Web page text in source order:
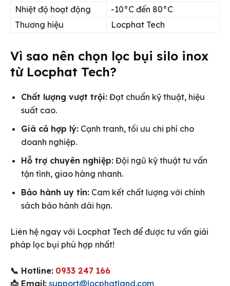
Nhiệt độ hoạt động
-10°C đến 80°C
Thương hiệu
Locphat Tech
Vì sao nên chọn lọc bụi silo inox
từ Locphat Tech?
Chất lượng vượt trội: Đạt chuẩn kỹ thuật, hiệu
suất cao.
Giá cả hợp lý: Cạnh tranh, tối ưu chi phí cho
doanh nghiệp.
Hỗ trợ chuyên nghiệp: Đội ngũ kỹ thuật tư vấn
tận tình, giao hàng nhanh.
Bảo hành uy tín: Cam kết chất lượng với chính
sách bảo hành dài hạn.
Liên hệ ngay với Locphat Tech để được tư vấn giải
pháp lọc bụi phù hợp nhất!
📞 Hotline: 0933 247 166
📩 Email: support@locphatland.com